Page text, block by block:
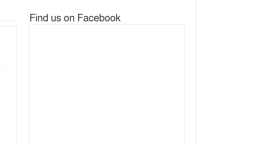
Find us on Facebook